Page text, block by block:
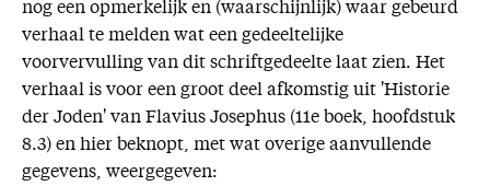
nog een opmerkelijk en (waarschijnlijk) waar gebeurd
verhaal te melden wat een gedeeltelijke
voorvervulling van dit schriftgedeelte laat zien. Het
verhaal is voor een groot deel afkomstig uit 'Historie
der Joden' van Flavius Josephus (11e boek, hoofdstuk
8.3) en hier beknopt, met wat overige aanvullende
gegevens, weergegeven: